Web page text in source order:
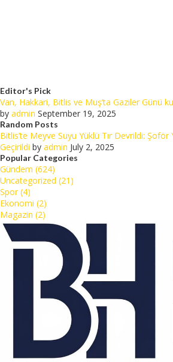
Editor's Pick
Van, Hakkari, Bitlis ve Muş’ta Gaziler Günü
by admin September 19, 2025
Random Posts
Bitlis’te Meyve Suyu Yüklü Tır Devrildi: Şoför
Geçirildi by admin July 2, 2025
Popular Categories
Gündem (624)
Uncategorized (21)
Spor (4)
Ekonomi (2)
Magazin (2)